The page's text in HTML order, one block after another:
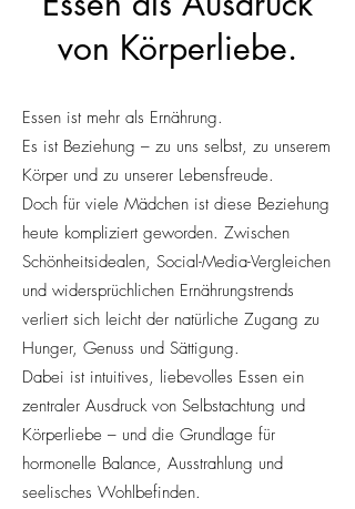
von Körperliebe.
Essen ist mehr als Ernährung.
Es ist Beziehung – zu uns selbst, zu unserem
Körper und zu unserer Lebensfreude.
Doch für viele Mädchen ist diese Beziehung
heute kompliziert geworden. Zwischen
Schönheitsidealen, Social-Media-Vergleichen
und widersprüchlichen Ernährungstrends
verliert sich leicht der natürliche Zugang zu
Hunger, Genuss und Sättigung.
Dabei ist intuitives, liebevolles Essen ein
zentraler Ausdruck von Selbstachtung und
Körperliebe – und die Grundlage für
hormonelle Balance, Ausstrahlung und
seelisches Wohlbefinden.